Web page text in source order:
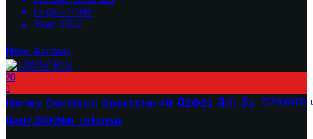
Engine: 1946
Year: 2024
New Arrival
20
1
529,000
Harley Davidson Sportster48 ปี2021 สีดำ วิ่ง
น้อย7,000Mi. แต่งครบ